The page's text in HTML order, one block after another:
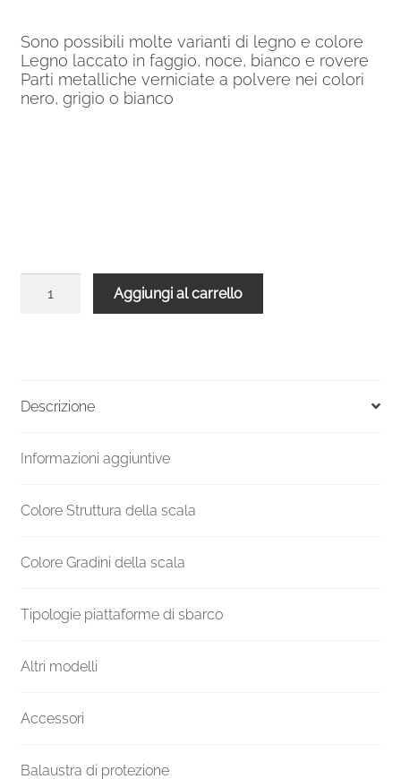
Sono possibili molte varianti di legno e colore
Legno laccato in faggio, noce, bianco e rovere
Parti metalliche verniciate a polvere nei colori
nero, grigio o bianco
160
Aggiungi al carrello
Descrizione
Informazioni aggiuntive
Colore Struttura della scala
Colore Gradini della scala
Tipologie piattaforme di sbarco
Altri modelli
Accessori
Balaustra di protezione